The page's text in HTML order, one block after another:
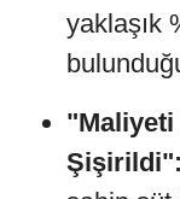
yaklaşık
Şişirildi":